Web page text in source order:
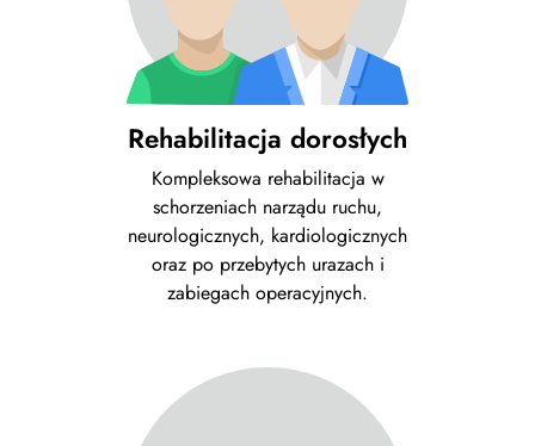
Rehabilitacja dorosłych
Kompleksowa rehabilitacja w
schorzeniach narządu ruchu,
neurologicznych, kardiologicznych
oraz po przebytych urazach i
zabiegach operacyjnych.